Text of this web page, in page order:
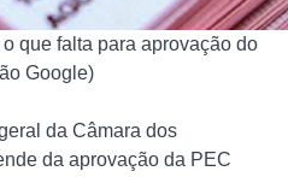
que falta para aprovação do
Google)
da Câmara dos
da aprovação da PEC